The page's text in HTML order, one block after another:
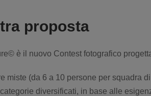
proposta
è il nuovo Contest fotografico
miste (da 6 a 10 persone per squadra
diversificati, in base alle